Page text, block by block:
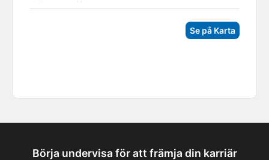
Se på Karta
Börja undervisa för att främja din karriär